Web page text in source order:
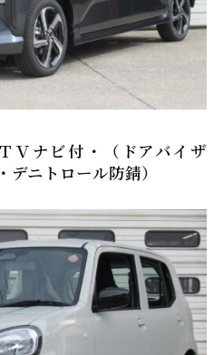
Ｖナビ付・（ドアバイザ
ニトロール防錆）